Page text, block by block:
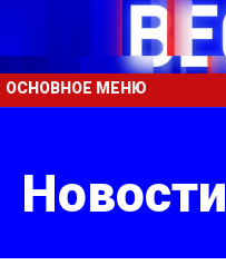
ОСНОВНОЕ МЕНЮ
Новости